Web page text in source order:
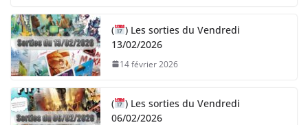
(
) Les sorties du Vendredi
13/02/2026
14 février 2026
(
) Les sorties du Vendredi
06/02/2026